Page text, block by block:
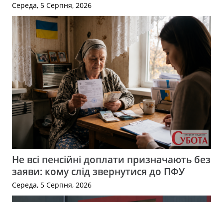
Середа, 5 Серпня, 2026
Не всі пенсійні доплати призначають без
заяви: кому слід звернутися до ПФУ
Середа, 5 Серпня, 2026